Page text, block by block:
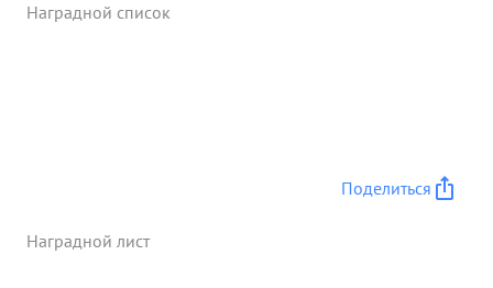
Наградной список
Поделиться
Наградной лист